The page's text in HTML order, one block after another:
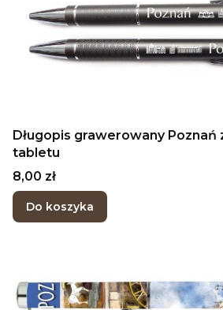
Długopis grawerowany
tabletu
Cena
8,00 zł
Do koszyka